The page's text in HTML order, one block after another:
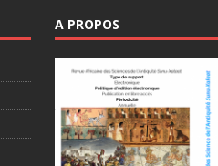
A PROPOS